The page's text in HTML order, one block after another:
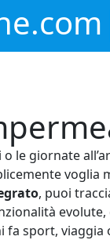
le giornate
, puoi
evolute,
sport, viaggia